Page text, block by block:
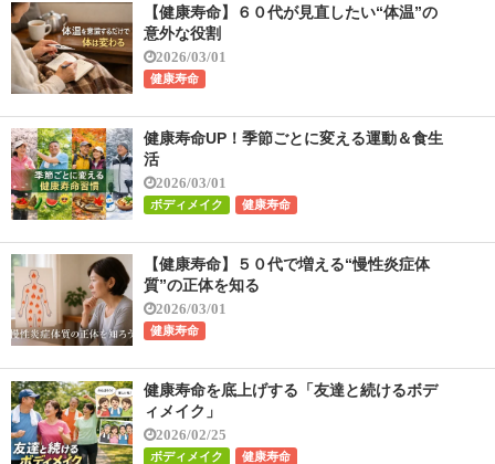
【健康寿命】６０代が見直したい“体温”の
意外な役割
2026/03/01
健康寿命
健康寿命UP！季節ごとに変える運動＆食生
活
2026/03/01
ボディメイク 健康寿命
【健康寿命】５０代で増える“慢性炎症体
質”の正体を知る
2026/03/01
健康寿命
健康寿命を底上げする「友達と続けるボデ
ィメイク」
2026/02/25
ボディメイク 健康寿命